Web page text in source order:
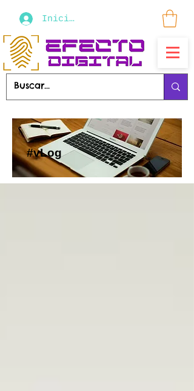
Iniciar sesión
#vLog